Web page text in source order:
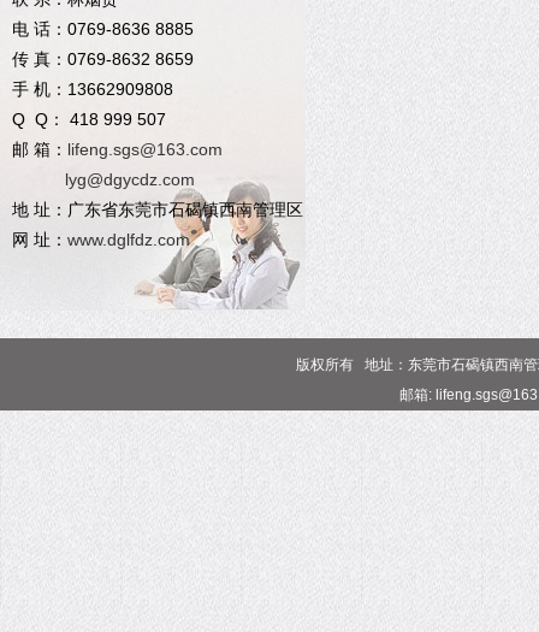
电 话：0769-8636 8885
传 真：0769-8632 8659
手 机：13662909808
Q Q： 418 999 507
邮 箱： lifeng.sgs@163.com
lyg@dgycdz.com
地 址：广东省东莞市石碣镇西南管理区
网 址： www.dglfdz.com
版权所有 地址：东莞市石碣镇西南
邮箱: